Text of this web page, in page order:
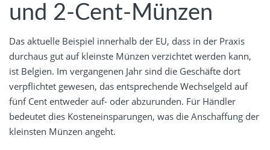
und 2-Cent-Münzen
Das aktuelle Beispiel innerhalb der EU, dass in der Praxis
durchaus gut auf kleinste Münzen verzichtet werden kann,
ist Belgien. Im vergangenen Jahr sind die Geschäfte dort
verpflichtet gewesen, das entsprechende Wechselgeld auf
fünf Cent entweder auf- oder abzurunden. Für Händler
bedeutet dies Kosteneinsparungen, was die Anschaffung der
kleinsten Münzen angeht.